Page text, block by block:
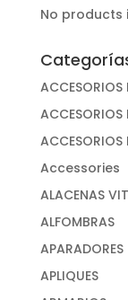
No products
ACCESORIOS
ACCESORIOS
ACCESORIOS
Accessories
ALACENAS
ALFOMBRAS
APARADORES
APLIQUES